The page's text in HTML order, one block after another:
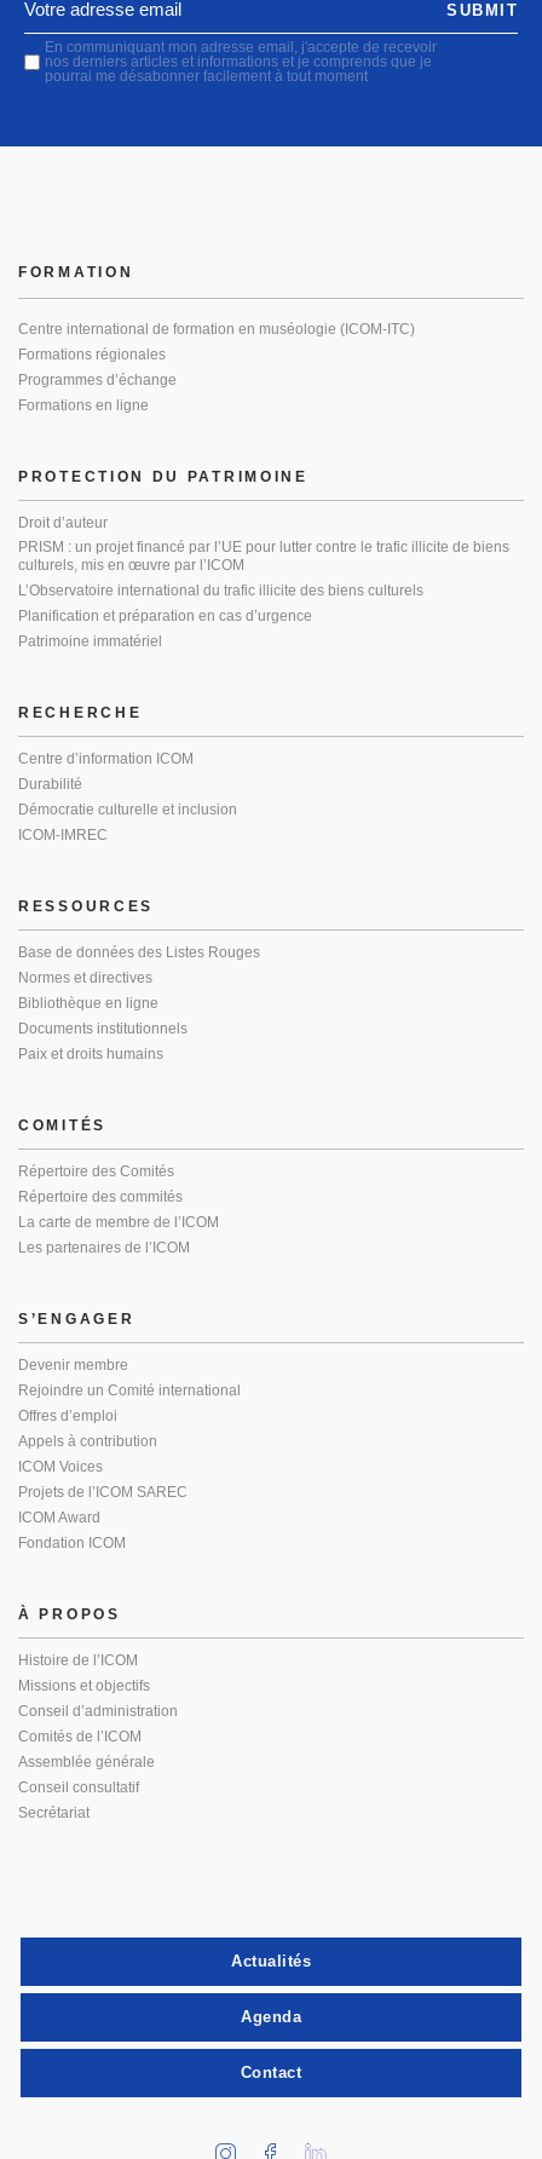
En communiquant mon adresse email, j'accepte de recevoir
nos derniers articles et informations et je comprends que je
pourrai me désabonner facilement à tout moment
SUBMIT
PROTECTION DU PATRIMOINE
Droit d’auteur
PRISM : un projet financé par l’UE pour lutter contre le trafic illicite de biens
culturels, mis en œuvre par l’ICOM
L’Observatoire international du trafic illicite des biens culturels
Planification et préparation en cas d’urgence
Patrimoine immatériel
FORMATION
Centre international de formation en muséologie (ICOM-ITC)
Formations régionales
Programmes d’échange
Formations en ligne
RECHERCHE
Centre d’information ICOM
Durabilité
Démocratie culturelle et inclusion
ICOM-IMREC
RESSOURCES
Base de données des Listes Rouges
Normes et directives
Bibliothèque en ligne
Documents institutionnels
Paix et droits humains
COMITÉS
Répertoire des Comités
Répertoire des commités
La carte de membre de l’ICOM
Les partenaires de l’ICOM
S’ENGAGER
Devenir membre
Rejoindre un Comité international
Offres d’emploi
Appels à contribution
ICOM Voices
Projets de l’ICOM SAREC
ICOM Award
Fondation ICOM
À PROPOS
Histoire de l’ICOM
Missions et objectifs
Conseil d’administration
Comités de l’ICOM
Assemblée générale
Conseil consultatif
Secrétariat
Actualités
Agenda
Contact